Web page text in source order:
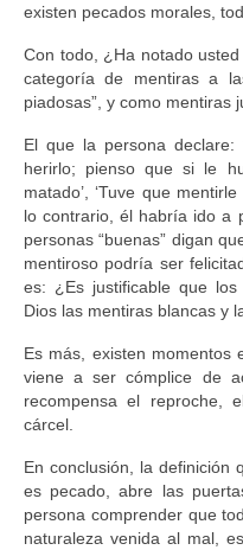
existen pecados morales,
Con todo, ¿Ha notado
categoría de mentiras a
piadosas”, y como mentiras
El que la persona
herirlo; pienso que si le
matado’, ‘Tuve que
lo contrario, él habría ido a
personas “buenas” digan
mentiroso podría ser
es: ¿Es justificable que
Dios las mentiras blancas y
Es más, existen momentos
viene a ser cómplice de
recompensa el reproche,
cárcel.
En conclusión, la definición
es pecado, abre las
persona comprender que
naturaleza venida al mal,